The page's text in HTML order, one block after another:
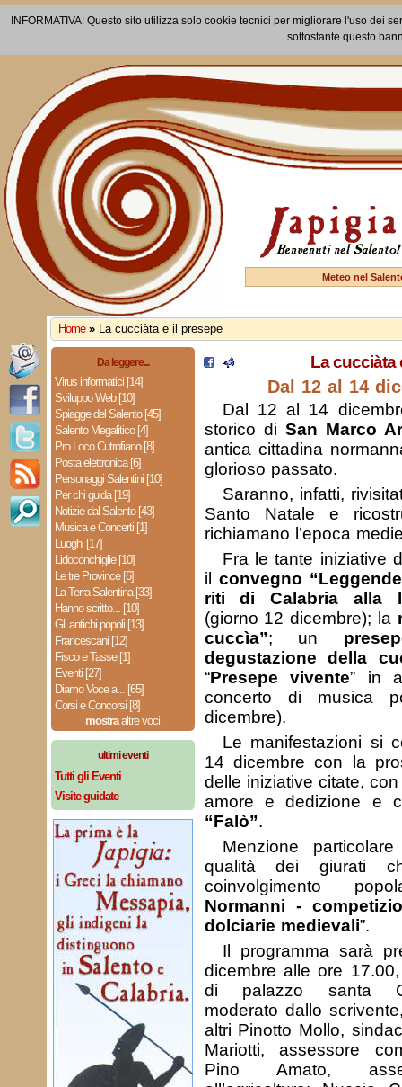
INFORMATIVA: Questo sito utilizza solo cookie tecnici per migliorare l'uso dei
sottostante questo
Meteo nel
Home » La cucciàta e il presepe
Da leggere...
Virus informatici [14]
Sviluppo Web [10]
Spiagge del Salento [45]
Salento Megalitico [4]
Pro Loco Cutrofiano [8]
Posta elettronica [6]
Personaggi Salentini [10]
Per chi guida [19]
Notizie dal Salento [43]
Musica e Concerti [1]
Luoghi [17]
Lidoconchiglie [10]
Le tre Province [6]
La Terra Salentina [33]
Hanno scritto... [10]
Gli antichi popoli [13]
Francescani [12]
Fisco e Tasse [1]
Eventi [27]
Diamo Voce a... [65]
Corsi e Concorsi [8]
mostraaltre voci
ultimi eventi
Tutti gli Eventi
Visite guidate
La cucciàta
Dal 12 al 14
Dal 12 al 14
storico di San Marco
antica cittadina
glorioso passato.
Saranno, infatti,
Santo Natale e
richiamano l’epoca
Fra le tante iniziative
il convegno
riti di Calabria alla
(giorno 12 dicembre); la
cuccìa”; un
degustazione della
“Presepe vivente” in
concerto di musica
dicembre).
Le manifestazioni si
14 dicembre con la
delle iniziative citate,
amore e dedizione e
“Falò”.
Menzione
qualità dei giurati
coinvolgimento
Normanni -
dolciarie medievali”.
Il programma sarà
dicembre alle ore
di palazzo santa
moderato dallo
altri Pinotto Mollo,
Mariotti, assessore
Pino Amato,